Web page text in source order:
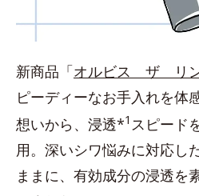
新商品「オルビス ザ リ
ピーディーなお手入れを体
想いから、浸透*1 スピード
用。深いシワ悩みに対応し
ままに、有効成分の浸透を